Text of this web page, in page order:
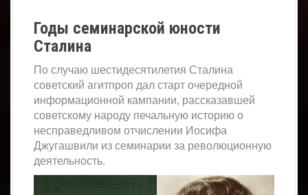
Годы семинарской юности
Сталина
По случаю шестидесятилетия Сталина
советский агитпроп дал старт очередной
информационной кампании, рассказавшей
советскому народу печальную историю о
несправедливом отчислении Иосифа
Джугашвили из семинарии за революционную
деятельность.